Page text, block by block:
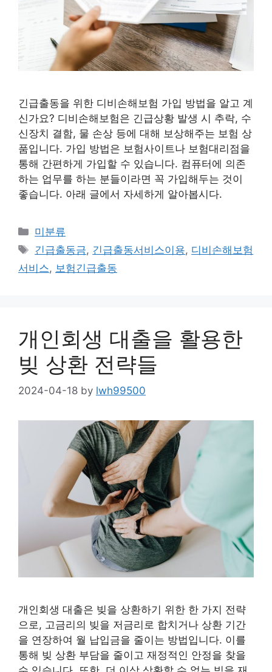
긴급출동을 위한 디비손해보험 가입 방법을 알고 계
신가요? 디비손해보험은 긴급상황 발생 시 추락, 수
신장치 결함, 물 손상 등에 대해 보상해주는 보험 상
품입니다. 가입 방법은 보험사이트나 보험대리점을
통해 간편하게 가입할 수 있습니다. 컴퓨터에 의존
하는 업무를 하는 분들이라면 꼭 가입해두는 것이
좋습니다. 아래 글에서 자세하게 알아봅시다.
Categories
미분류
Tags
긴급출동금, 긴급출동서비스이용, 디비손해보험
서비스, 보험긴급출동
개인회생 대출을 활용한
빚 상환 전략들
2024-04-18 by lwh99500
개인회생 대출은 빚을 상환하기 위한 한 가지 전략
으로, 고금리의 빚을 저금리로 합치거나 상환 기간
을 연장하여 월 납입금을 줄이는 방법입니다. 이를
통해 빚 상환 부담을 줄이고 재정적인 안정을 찾을